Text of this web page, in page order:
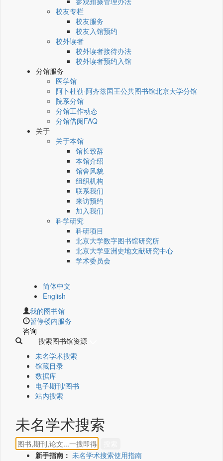
校友专栏
校友服务
校友入馆预约
校外读者
校外读者接待办法
校外读者预约入馆
分馆服务
医学馆
阿卜杜勒·阿齐兹国王公共图书馆北京大学分馆
院系分馆
分馆工作动态
分馆借阅FAQ
关于
关于本馆
馆长致辞
本馆介绍
馆舍风貌
组织机构
联系我们
来访预约
加入我们
科学研究
科研项目
北京大学数字图书馆研究所
北京大学亚洲史地文献研究中心
学术委员会
简体中文
English
我的图书馆
暂停楼内服务
咨询
搜索图书馆资源
未名学术搜索
馆藏目录
数据库
电子期刊/图书
站内搜索
未名学术搜索
新手指南： 未名学术搜索使用指南